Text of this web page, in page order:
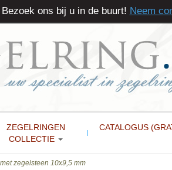
ZEGELRINGEN
COLLECTIE
CATALOGUS
zegelsteen 10x9,5 mm
Bezoek ons bij u in de buurt! Neem